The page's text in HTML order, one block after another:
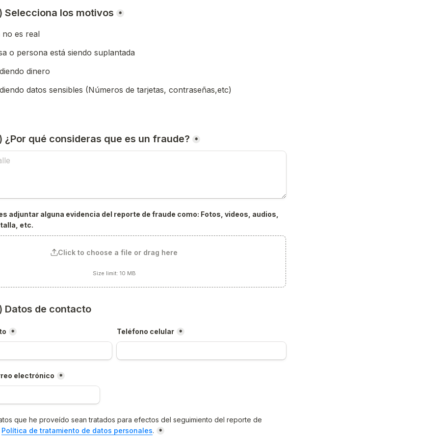
Selecciona los motivos *
no es real
o persona está siendo suplantada
dinero
datos sensibles (Números de tarjetas, contraseñas,etc)
¿Por qué consideras que es un fraude? *
adjuntar alguna evidencia del reporte de fraude como: Fotos, videos, audios,
etc.
Click to choose a file or drag here
Size limit: 10 MB
Datos de contacto
* Teléfono celular *
electrónico *
que he proveído sean tratados para efectos del seguimiento del reporte de
Política de tratamiento de datos personales. *